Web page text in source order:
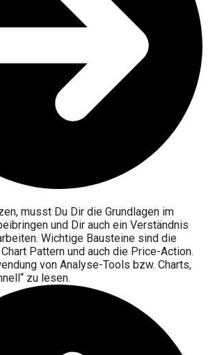
musst Du Dir die Grundlagen im
und Dir auch ein Verständnis
Wichtige Bausteine sind die
Pattern und auch die Price-Action.
von Analyse-Tools bzw. Charts,
zu lesen.